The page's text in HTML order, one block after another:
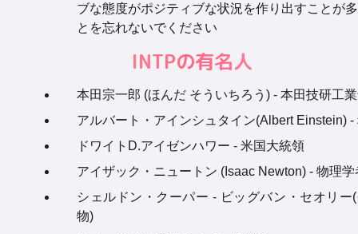
ブな態度がポジティブな状況を作り出すことが
とを忘れないでください
INTPの有名人
本田宗一郎 (ほんだ そういちろう) - 本田技研工
アルバート・アインシュタイン(Albert Einstein) -
ドワイトD.アイゼンハワー - 米国大統領
アイザック・ニュートン (Isaac Newton) - 物理学
シェルドン・クーパー - ビッグバン・セオリー
物)